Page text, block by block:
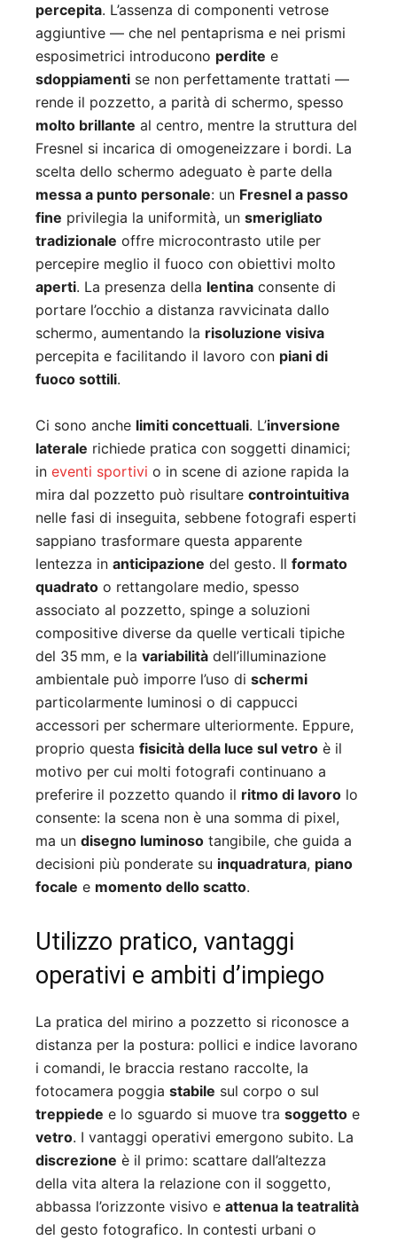
percepita. L’assenza di componenti vetrose
aggiuntive — che nel pentaprisma e nei prismi
esposimetrici introducono perdite e
sdoppiamenti se non perfettamente trattati —
rende il pozzetto, a parità di schermo, spesso
molto brillante al centro, mentre la struttura del
Fresnel si incarica di omogeneizzare i bordi. La
scelta dello schermo adeguato è parte della
messa a punto personale: un Fresnel a passo
fine privilegia la uniformità, un smerigliato
tradizionale offre microcontrasto utile per
percepire meglio il fuoco con obiettivi molto
aperti. La presenza della lentina consente di
portare l’occhio a distanza ravvicinata dallo
schermo, aumentando la risoluzione visiva
percepita e facilitando il lavoro con piani di
fuoco sottili.
Ci sono anche limiti concettuali. L’inversione
laterale richiede pratica con soggetti dinamici;
in eventi sportivi o in scene di azione rapida la
mira dal pozzetto può risultare controintuitiva
nelle fasi di inseguita, sebbene fotografi esperti
sappiano trasformare questa apparente
lentezza in anticipazione del gesto. Il formato
quadrato o rettangolare medio, spesso
associato al pozzetto, spinge a soluzioni
compositive diverse da quelle verticali tipiche
del 35 mm, e la variabilità dell’illuminazione
ambientale può imporre l’uso di schermi
particolarmente luminosi o di cappucci
accessori per schermare ulteriormente. Eppure,
proprio questa fisicità della luce sul vetro è il
motivo per cui molti fotografi continuano a
preferire il pozzetto quando il ritmo di lavoro lo
consente: la scena non è una somma di pixel,
ma un disegno luminoso tangibile, che guida a
decisioni più ponderate su inquadratura, piano
focale e momento dello scatto.
Utilizzo pratico, vantaggi
operativi e ambiti d’impiego
La pratica del mirino a pozzetto si riconosce a
distanza per la postura: pollici e indice lavorano
i comandi, le braccia restano raccolte, la
fotocamera poggia stabile sul corpo o sul
treppiede e lo sguardo si muove tra soggetto e
vetro. I vantaggi operativi emergono subito. La
discrezione è il primo: scattare dall’altezza
della vita altera la relazione con il soggetto,
abbassa l’orizzonte visivo e attenua la teatralità
del gesto fotografico. In contesti urbani o